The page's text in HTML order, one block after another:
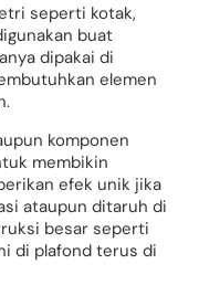
seperti kotak,
buat
dipakai di
elemen
komponen
membikin
efek unik jika
ataupun ditaruh di
besar seperti
di plafond terus di